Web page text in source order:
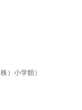
）小学館）